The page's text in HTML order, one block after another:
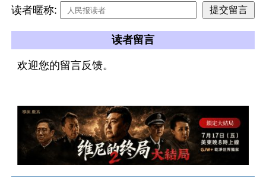
读者暱称:
读者留言
欢迎您的留言反馈。